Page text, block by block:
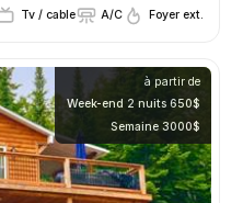
Tv / cable A/C Foyer ext.
à partir de
Week-end 2 nuits 650$
Semaine 3000$